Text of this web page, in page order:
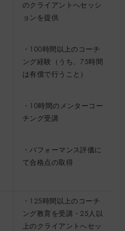
のクライアントへセッシ
ョンを提供
・100時間以上のコーチ
ング経験（うち、75時間
は有償で行うこと）
・10時間のメンターコー
チング受講
・パフォーマンス評価に
て合格点の取得
・125時間以上のコーチ
ング教育を受講・25人以
上のクライアントへセッ